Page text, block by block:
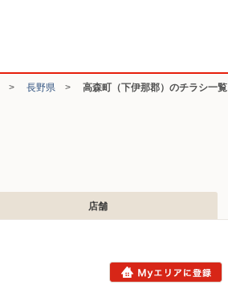
> 長野県 > 高森町（下伊那郡）のチラシ一覧
店舗